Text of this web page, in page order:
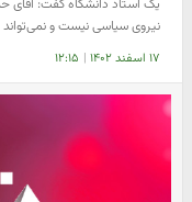
یک استاد دانشگاه گفت: آقای
نیروی سیاسی نیست و
۱۷ اسفند ۱۴۰۲ | ۱۲:۱۵